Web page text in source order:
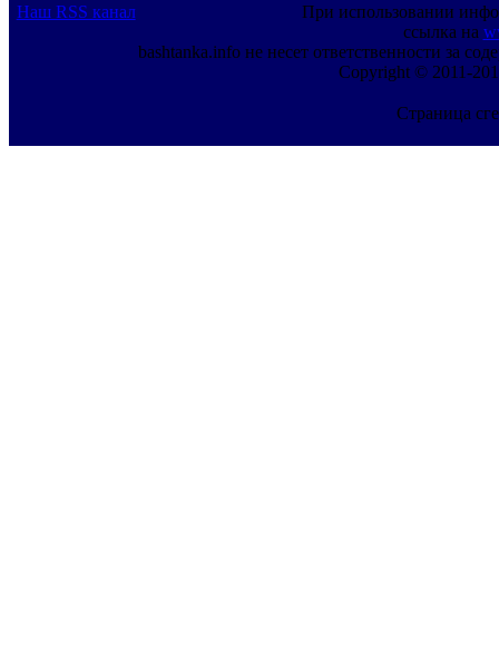
Наш RSS канал
При использовании
ссылка на
bashtanka.info не несет ответственности за
Copyright © 2011-
Страница